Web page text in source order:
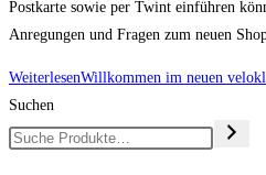
Postkarte sowie per Twint einführen
Anregungen und Fragen zum neuen
WeiterlesenWillkommen im neuen
Suchen